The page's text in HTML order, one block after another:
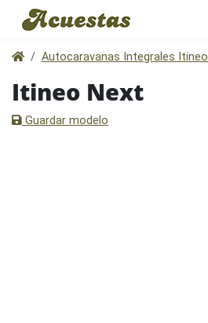
Autocaravanas Integrales Itineo
Itineo Next
Guardar modelo